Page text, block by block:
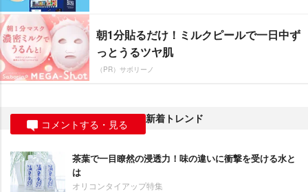
朝1分貼るだけ！ミルクピールで一日中ず
っとうるツヤ肌
（PR）サボリーノ
コメントする・見る 新着トレンド
茶葉で一目瞭然の浸透力！味の違いに衝撃を受ける水と
は
オリコンタイアップ特集